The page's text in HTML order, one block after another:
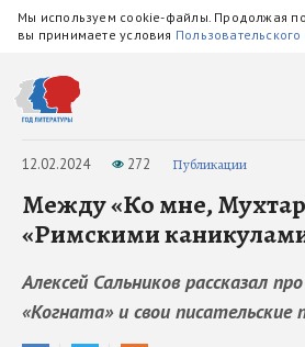
Мы используем cookie-файлы. Продолжая
вы принимаете условия
12.02.2024 272 Публикации
Между «Ко мне,
«Римскими
Алексей Сальников рассказал
«Когната» и свои писательские